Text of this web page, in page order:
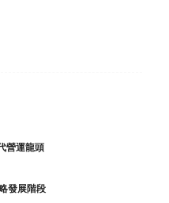
營運龍頭
發展階段